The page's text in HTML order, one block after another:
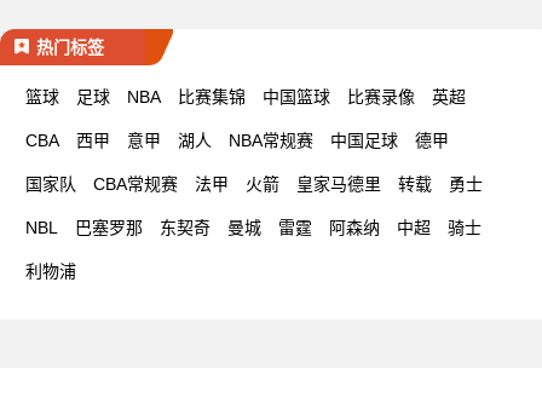
热门标签
篮球 足球 NBA 比赛集锦 中国篮球 比赛录像 英超
CBA 西甲 意甲 湖人 NBA常规赛 中国足球 德甲
国家队 CBA常规赛 法甲 火箭 皇家马德里 转载 勇士
NBL 巴塞罗那 东契奇 曼城 雷霆 阿森纳 中超 骑士
利物浦